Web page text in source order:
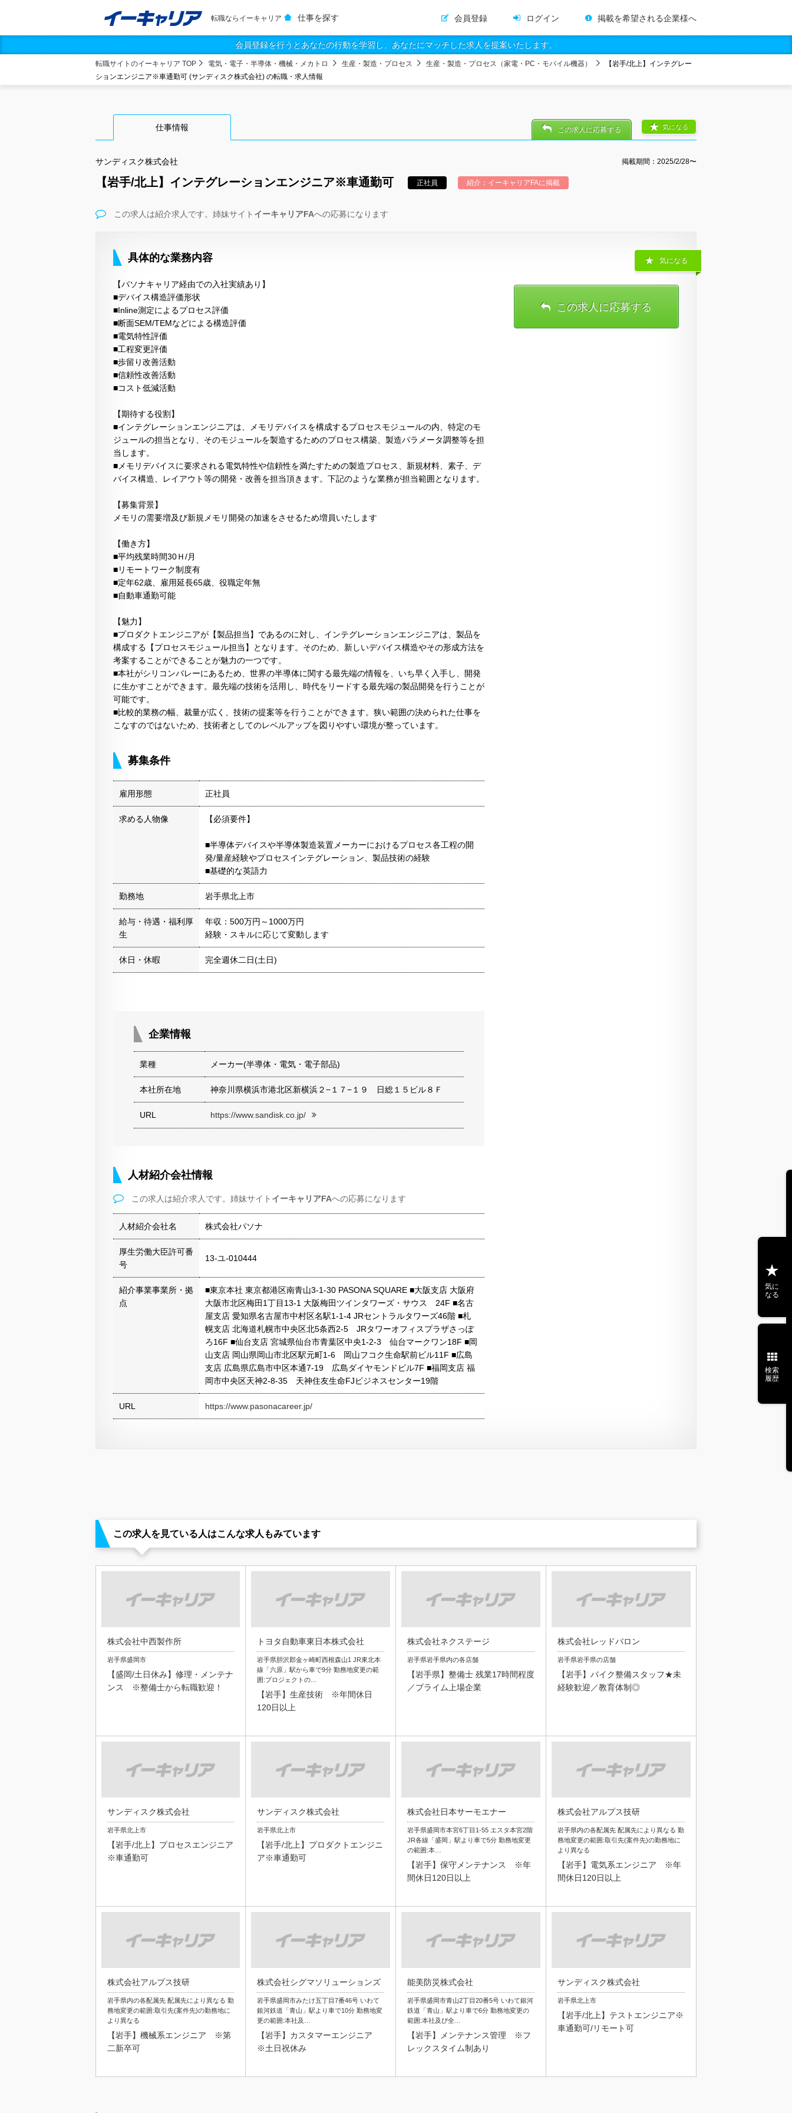
転職ならイーキャリア 仕事を探す 会員登録 ログイン 掲載を希望される企業様へ
会員登録を行うとあなたの行動を学習し、あなたにマッチした求人を提案いたします。
転職サイトのイーキャリア TOP 電気・電子・半導体・機械・メカトロ 生産・製造・プロセス 生産・製造・プロセス（家電・PC・モバイル機器）
【岩手/北上】インテグレー
ションエンジニア※車通勤可 (サンディスク株式会社) の転職・求人情報
仕事情報
サンディスク株式会社 掲載期間：2025/2/28〜
【岩手/北上】インテグレーションエンジニア※車通勤可 正社員 紹介：イーキャリアFAに掲載
気になる
この求人に応募する
この求人は紹介求人です。姉妹サイト イーキャリアFAへの応募になります
具体的な業務内容
【パソナキャリア経由での入社実績あり】
■デバイス構造評価形状
■Inline測定によるプロセス評価
■断面SEM/TEMなどによる構造評価
■電気特性評価
■工程変更評価
■歩留り改善活動
■信頼性改善活動
■コスト低減活動
【期待する役割】
■インテグレーションエンジニアは、メモリデバイスを構成するプロセスモジュールの内、特定のモ
ジュールの担当となり、そのモジュールを製造するためのプロセス構築、製造パラメータ調整等を担
当します。
■メモリデバイスに要求される電気特性や信頼性を満たすための製造プロセス、新規材料、素子、デ
バイス構造、レイアウト等の開発・改善を担当頂きます。下記のような業務が担当範囲となります。
【募集背景】
メモリの需要増及び新規メモリ開発の加速をさせるため増員いたします
【働き方】
■平均残業時間30Ｈ/月
■リモートワーク制度有
■定年62歳、雇用延長65歳、役職定年無
■自動車通勤可能
【魅力】
■プロダクトエンジニアが【製品担当】であるのに対し、インテグレーションエンジニアは、製品を
構成する【プロセスモジュール担当】となります。そのため、新しいデバイス構造やその形成方法を
考案することができることが魅力の一つです。
■本社がシリコンバレーにあるため、世界の半導体に関する最先端の情報を、いち早く入手し、開発
に生かすことができます。最先端の技術を活用し、時代をリードする最先端の製品開発を行うことが
可能です。
■比較的業務の幅、裁量が広く、技術の提案等を行うことができます。狭い範囲の決められた仕事を
こなすのではないため、技術者としてのレベルアップを図りやすい環境が整っています。
募集条件
雇用形態 正社員
求める人物像 【必須要件】
■半導体デバイスや半導体製造装置メーカーにおけるプロセス各工程の開
発/量産経験やプロセスインテグレーション、製品技術の経験
■基礎的な英語力
勤務地 岩手県北上市
給与・待遇・福利厚
生
年収：500万円～1000万円
経験・スキルに応じて変動します
休日・休暇 完全週休二日(土日)
企業情報
業種 メーカー(半導体・電気・電子部品)
本社所在地 神奈川県横浜市港北区新横浜２−１７−１９ 日総１５ビル８Ｆ
URL https://www.sandisk.co.jp/
人材紹介会社情報
この求人は紹介求人です。姉妹サイト イーキャリアFAへの応募になります
人材紹介会社名 株式会社パソナ
厚生労働大臣許可番
号
13-ユ-010444
紹介事業事業所・拠
点
■東京本社 東京都港区南青山3-1-30 PASONA SQUARE ■大阪支店 大阪府
大阪市北区梅田1丁目13-1 大阪梅田ツインタワーズ・サウス 24F ■名古
屋支店 愛知県名古屋市中村区名駅1-1-4 JRセントラルタワーズ46階 ■札
幌支店 北海道札幌市中央区北5条西2-5 JRタワーオフィスプラザさっぽ
ろ16F ■仙台支店 宮城県仙台市青葉区中央1-2-3 仙台マークワン18F ■岡
山支店 岡山県岡山市北区駅元町1-6 岡山フコク生命駅前ビル11F ■広島
支店 広島県広島市中区本通7-19 広島ダイヤモンドビル7F ■福岡支店 福
岡市中央区天神2-8-35 天神住友生命FJビジネスセンター19階
URL https://www.pasonacareer.jp/
気になる
この求人に応募する
この求人を見ている人はこんな求人もみています
株式会社中西製作所
岩手県盛岡市
【盛岡/土日休み】修理・メンテナ
ンス ※整備士から転職歓迎！
トヨタ自動車東日本株式会社
岩手県胆沢郡金ヶ崎町西根森山1 JR東北本
線「六原」駅から車で9分 勤務地変更の範
囲:プロジェクトの…
【岩手】生産技術 ※年間休日
120日以上
株式会社ネクステージ
岩手県岩手県内の各店舗
【岩手県】整備士 残業17時間程度
／プライム上場企業
株式会社レッドバロン
岩手県岩手県の店舗
【岩手】バイク整備スタッフ★未
経験歓迎／教育体制◎
サンディスク株式会社
岩手県北上市
【岩手/北上】プロセスエンジニア
※車通勤可
サンディスク株式会社
岩手県北上市
【岩手/北上】プロダクトエンジニ
ア※車通勤可
株式会社日本サーモエナー
岩手県盛岡市本宮6丁目1-55 エスタ本宮2階
JR各線「盛岡」駅より車で5分 勤務地変更
の範囲:本…
【岩手】保守メンテナンス ※年
間休日120日以上
株式会社アルプス技研
岩手県内の各配属先 配属先により異なる 勤
務地変更の範囲:取引先(案件先)の勤務地に
より異なる
【岩手】電気系エンジニア ※年
間休日120日以上
株式会社アルプス技研
岩手県内の各配属先 配属先により異なる 勤
務地変更の範囲:取引先(案件先)の勤務地に
より異なる
【岩手】機械系エンジニア ※第
二新卒可
株式会社シグマソリューションズ
岩手県盛岡市みたけ五丁目7番46号 いわて
銀河鉄道「青山」駅より車で10分 勤務地変
更の範囲:本社及…
【岩手】カスタマーエンジニア
※土日祝休み
能美防災株式会社
岩手県盛岡市青山2丁目20番5号 いわて銀河
鉄道「青山」駅より車で6分 勤務地変更の
範囲:本社及び全…
【岩手】メンテナンス管理 ※フ
レックスタイム制あり
サンディスク株式会社
岩手県北上市
【岩手/北上】テストエンジニア※
車通勤可/リモート可
気に
なる
検索
履歴